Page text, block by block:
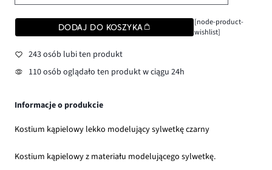
DODAJ DO KOSZYKA
[node-product-
wishlist]
243 osób lubi ten produkt
110 osób oglądało ten produkt w ciągu 24h
Informacje o produkcie
Kostium kąpielowy lekko modelujący sylwetkę czarny
Kostium kąpielowy z materiału modelującego sylwetkę.